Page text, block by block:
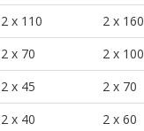
2 x 110
2 x 160
2 x 70
2 x 100
2 x 45
2 x 70
2 x 40
2 x 60